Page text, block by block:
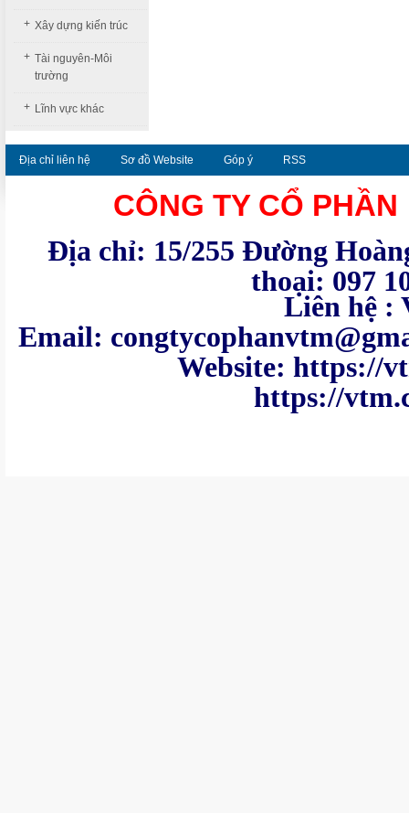
+ Xây dựng kiến trúc
+ Tài nguyên-Môi
trường
+ Lĩnh vực khác
Địa chỉ liên hệ Sơ đồ Website Góp ý RSS
CÔNG TY CỔ
Địa chỉ: 15/255 Đường
thoại: 097
Liên hệ : VTM -
Email:
Website:
https://